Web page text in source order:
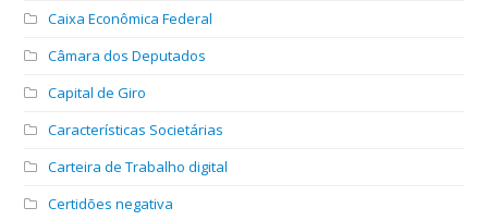
Caixa Econômica Federal
Câmara dos Deputados
Capital de Giro
Características Societárias
Carteira de Trabalho digital
Certidões negativa